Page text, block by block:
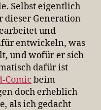
Selbst eigentlich
Generation
und
entwickeln, was
und wofür er sich
dafür ist
Comic beim
doch erheblich
als ich gedacht